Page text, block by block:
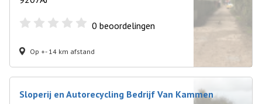
0 beoordelingen
Op +- 14 km afstand
Sloperij en Autorecycling Bedrijf Van Kammen